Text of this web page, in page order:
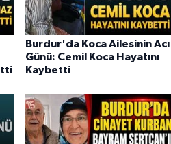
Burdur'da Koca Ailesinin Acı
Günü: Cemil Koca Hayatını
Kaybetti